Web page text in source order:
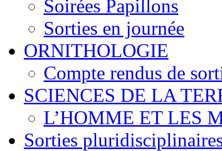
Soirées Papillons
Sorties en journée
ORNITHOLOGIE
Compte rendus de
SCIENCES DE LA
L’HOMME ET LES
Sorties